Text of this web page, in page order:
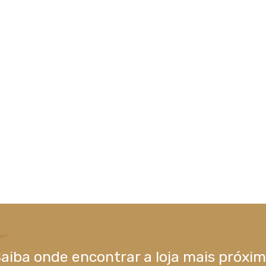
onde encontrar a loja mais